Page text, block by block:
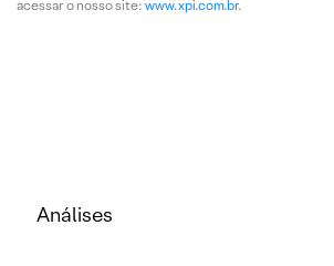
acessar o nosso site: www.xpi.com.br.
Análises